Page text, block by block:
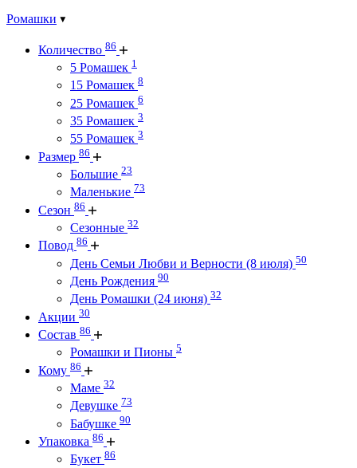
Ромашки
Количество 86
5 Ромашек 1
15 Ромашек 8
25 Ромашек 6
35 Ромашек 3
55 Ромашек 3
Размер 86
Большие 23
Маленькие 73
Сезон 86
Сезонные 32
Повод 86
День Семьи Любви и Верности (8 июля) 50
День Рождения 90
День Ромашки (24 июня) 32
Акции 30
Состав 86
Ромашки и Пионы 5
Кому 86
Маме 32
Девушке 73
Бабушке 90
Упаковка 86
Букет 86